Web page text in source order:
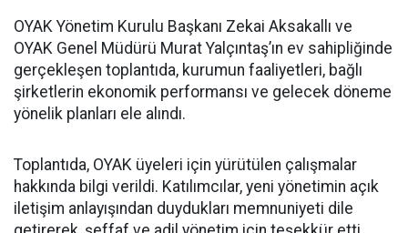
OYAK Yönetim Kurulu Başkanı Zekai Aksakallı ve
OYAK Genel Müdürü Murat Yalçıntaş’ın ev sahipliğinde
gerçekleşen toplantıda, kurumun faaliyetleri, bağlı
şirketlerin ekonomik performansı ve gelecek döneme
yönelik planları ele alındı.
Toplantıda, OYAK üyeleri için yürütülen çalışmalar
hakkında bilgi verildi. Katılımcılar, yeni yönetimin açık
iletişim anlayışından duydukları memnuniyeti dile